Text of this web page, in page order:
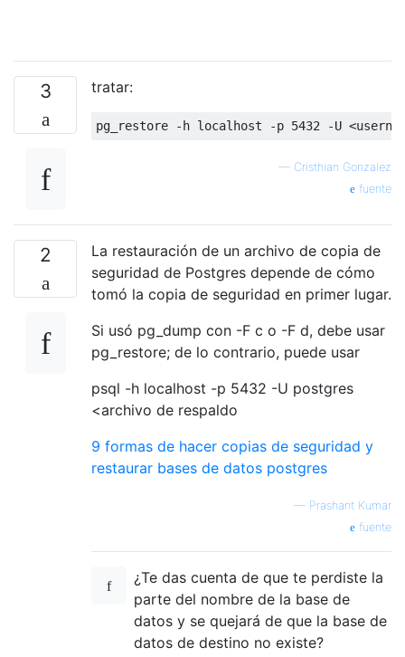
3 tratar:
pg_restore -h localhost -p 5432 -U <
— Cristhian Gonzalez
fuente
2
La restauración de un archivo de copia de
seguridad de Postgres depende de cómo
tomó la copia de seguridad en primer lugar.
Si usó pg_dump con -F c o -F d, debe usar
pg_restore; de ​​lo contrario, puede usar
psql -h localhost -p 5432 -U postgres
<archivo de respaldo
9 formas de hacer copias de seguridad y
restaurar bases de datos postgres
— Prashant Kumar
fuente
¿Te das cuenta de que te perdiste la
parte del nombre de la base de
datos y se quejará de que la base de
datos de destino no existe?